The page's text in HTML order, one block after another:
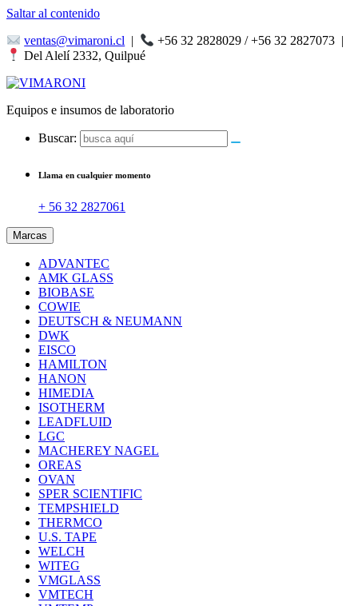
Saltar al contenido
ventas@vimaroni.cl | +56 32 2828029 / +56 32 2827073 |
Del Alelí 2332, Quilpué
Equipos e insumos de laboratorio
Buscar:
Llama en cualquier momento
+ 56 32 2827061
Marcas
ADVANTEC
AMK GLASS
BIOBASE
COWIE
DEUTSCH & NEUMANN
DWK
EISCO
HAMILTON
HANON
HIMEDIA
ISOTHERM
LEADFLUID
LGC
MACHEREY NAGEL
OREAS
OVAN
SPER SCIENTIFIC
TEMPSHIELD
THERMCO
U.S. TAPE
WELCH
WITEG
VMGLASS
VMTECH